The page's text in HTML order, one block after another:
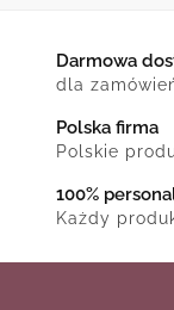
Darmowa
dla
Polska firma
Polskie
100%
Każdy